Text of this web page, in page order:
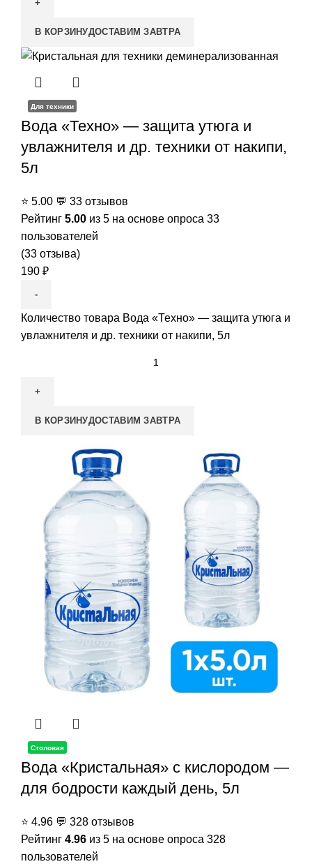
В КОРЗИНУДОСТАВИМ ЗАВТРА
Для техники
Вода «Техно» — защита утюга и
увлажнителя и др. техники от накипи,
5л
⭐ 5.00 💬 33 отзывов
Рейтинг 5.00 из 5 на основе опроса 33
пользователей
(33 отзыва)
190 ₽
Количество товара Вода «Техно» — защита утюга и
увлажнителя и др. техники от накипи, 5л
В КОРЗИНУДОСТАВИМ ЗАВТРА
Столовая
Вода «Кристальная» с кислородом —
для бодрости каждый день, 5л
⭐ 4.96 💬 328 отзывов
Рейтинг 4.96 из 5 на основе опроса 328
пользователей